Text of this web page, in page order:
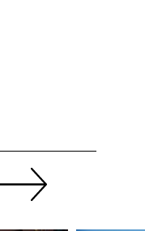
Weiter
sliden